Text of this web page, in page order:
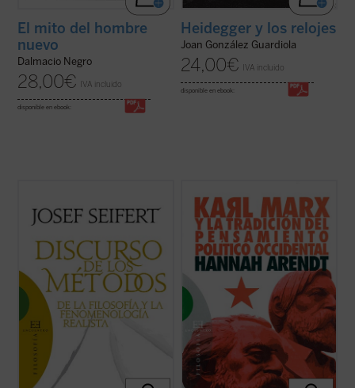
El mito del hombre
nuevo
Dalmacio Negro
28,00€ IVA incluido
disponible en ebook:
Heidegger y los relojes
Joan González Guardiola
24,00€ IVA incluido
disponible en ebook:
Discurso del método
, como el célebre de
Descartes, porque la tesis principal que en
«método» se dice en un ...(ver ficha)
político occidental
fue escrito en un
momento crucial de la biografía intelectual
de Arendt, y en él se perfila por primera
vez la tesis fundamental de la autora de
que la obra de Marx suponía la ...(ver ficha)